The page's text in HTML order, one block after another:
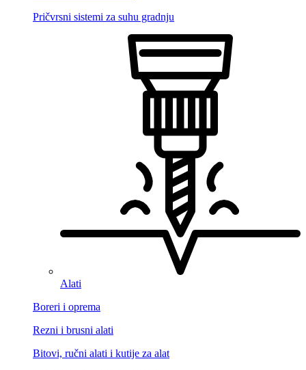
Pričvrsni sistemi za suhu gradnju
Alati
Boreri i oprema
Rezni i brusni alati
Bitovi, ručni alati i kutije za alat